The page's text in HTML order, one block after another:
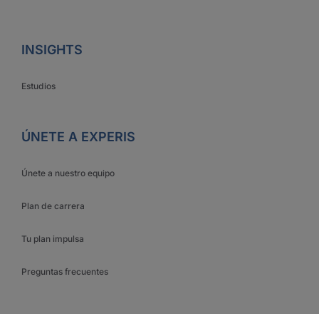
INSIGHTS
Estudios
ÚNETE A EXPERIS
Únete a nuestro equipo
Plan de carrera
Tu plan impulsa
Preguntas frecuentes